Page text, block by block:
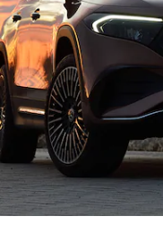
法人のお客
様へ
認定中古車
とは
買取サービ
ス
見積シミュ
レーション
試乗リクエ
スト